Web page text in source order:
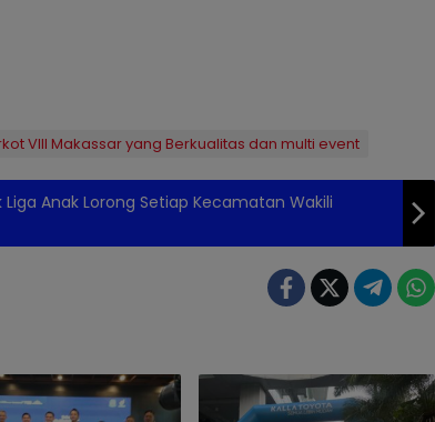
VIII Makassar yang Berkualitas dan multi event
Anak Lorong Setiap Kecamatan Wakili